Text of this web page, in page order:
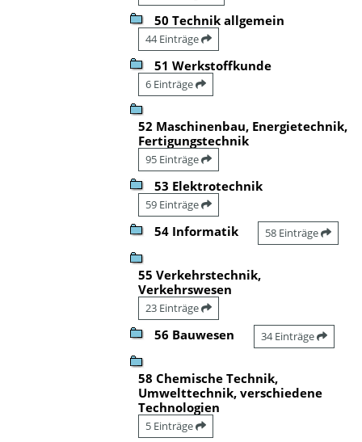
50 Technik allgemein
44 Einträge
51 Werkstoffkunde
6 Einträge
52 Maschinenbau, Energietechnik,
Fertigungstechnik
95 Einträge
53 Elektrotechnik
59 Einträge
54 Informatik 58 Einträge
55 Verkehrstechnik,
Verkehrswesen
23 Einträge
56 Bauwesen 34 Einträge
58 Chemische Technik,
Umwelttechnik, verschiedene
Technologien
5 Einträge